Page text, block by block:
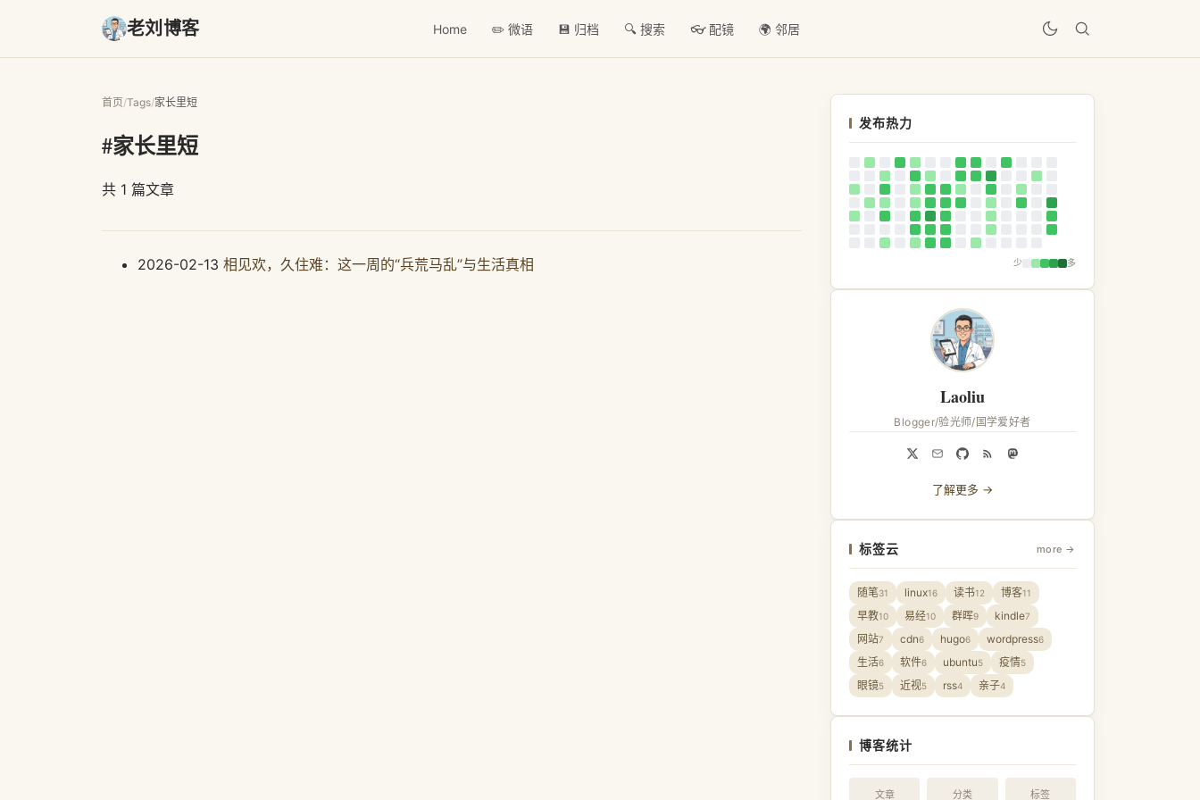
老刘博客 Home ✏️ 微语 💾 归档 🔍 搜索 👓 配镜 🌍 邻居
首页/Tags/家长里短
#家长里短
共 1 篇文章
2026-02-13 相见欢，久住难：这一周的“兵荒马乱”与生活真相
发布热力
少 多
Laoliu
Blogger/验光师/国学爱好者
了解更多 →
标签云 more →
随笔31 linux16 读书12 博客11
早教10 易经10 群晖9 kindle7
网站7 cdn6 hugo6 wordpress6
生活6 软件6 ubuntu5 疫情5
眼镜5 近视5 rss4 亲子4
博客统计
文章 分类 标签